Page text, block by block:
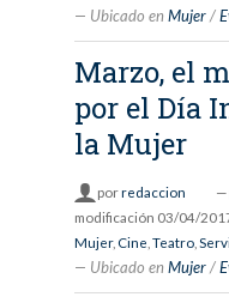
Ubicado en Mujer /
Marzo, el
por el Día
la Mujer
porredaccion —
modificación 03/04/
Mujer, Cine Teatro,
Ubicado en Mujer /